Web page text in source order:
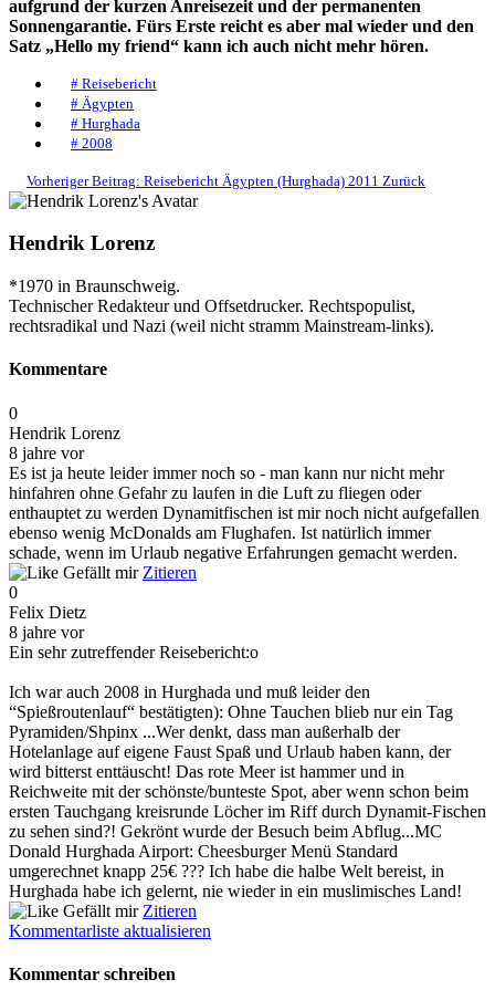
aufgrund der kurzen Anreisezeit und der permanenten
Sonnengarantie. Fürs Erste reicht es aber mal wieder und den
Satz „Hello my friend“ kann ich auch nicht mehr hören.
# Reisebericht
# Ägypten
# Hurghada
# 2008
Vorheriger Beitrag: Reisebericht Ägypten (Hurghada) 2011 Zurück
Hendrik Lorenz
*1970 in Braunschweig.
Technischer Redakteur und Offsetdrucker. Rechtspopulist,
rechtsradikal und Nazi (weil nicht stramm Mainstream-links).
Kommentare
0
Hendrik Lorenz
8 jahre vor
Es ist ja heute leider immer noch so - man kann nur nicht mehr
hinfahren ohne Gefahr zu laufen in die Luft zu fliegen oder
enthauptet zu werden Dynamitfischen ist mir noch nicht aufgefallen
ebenso wenig McDonalds am Flughafen. Ist natürlich immer
schade, wenn im Urlaub negative Erfahrungen gemacht werden.
Gefällt mir Zitieren
0
Felix Dietz
8 jahre vor
Ein sehr zutreffender Reisebericht:o
Ich war auch 2008 in Hurghada und muß leider den
“Spießroutenlauf“ bestätigten): Ohne Tauchen blieb nur ein Tag
Pyramiden/Shpinx ...Wer denkt, dass man außerhalb der
Hotelanlage auf eigene Faust Spaß und Urlaub haben kann, der
wird bitterst enttäuscht! Das rote Meer ist hammer und in
Reichweite mit der schönste/bunteste Spot, aber wenn schon beim
ersten Tauchgang kreisrunde Löcher im Riff durch Dynamit-Fischen
zu sehen sind?! Gekrönt wurde der Besuch beim Abflug...MC
Donald Hurghada Airport: Cheesburger Menü Standard
umgerechnet knapp 25€ ??? Ich habe die halbe Welt bereist, in
Hurghada habe ich gelernt, nie wieder in ein muslimisches Land!
Gefällt mir Zitieren
Kommentarliste aktualisieren
Kommentar schreiben